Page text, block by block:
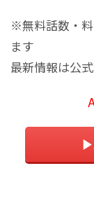
※無料話数・
ます
最新情報は公